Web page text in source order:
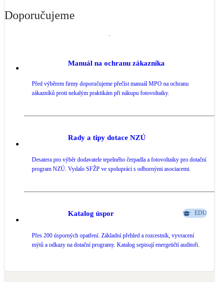
Šedá i černá odpadní voda
LED osvětlení
Vnitřní i venkovní
Akumulace dešťovky
Zelená střecha NEW
Vegetační střechy
Malé i velké turbíny
Doporučujeme
Manuál na ochranu zákazníka
Před výběrem firmy doporučujeme přečíst manuál MPO na ochranu
zákazníků proti nekalým praktikám při nákupu fotovoltaiky.
Rady a tipy dotace NZÚ
Desatera pro výběr dodavatele tepelného čerpadla a fotovoltaiky pro dotační
program NZÚ. Vydalo SFŽP ve spolupráci s odbornými asociacemi.
Katalog úspor EDU
Přes 200 úsporných opatření. Základní přehled a rozcestník, vyvracení
mýtů a odkazy na dotační programy. Katalog sepisují energetičtí auditoři.